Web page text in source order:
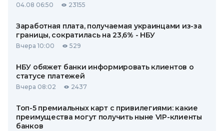
04.08 06:50 23155
Заработная плата, получаемая украинцами из-за
границы, сократилась на 23,6% - НБУ
Вчера 10:00 529
НБУ обяжет банки информировать клиентов о
статусе платежей
Вчера 08:02 2437
Топ-5 премиальных карт с привилегиями: какие
преимущества могут получить ныне VIP-клиенты
банков